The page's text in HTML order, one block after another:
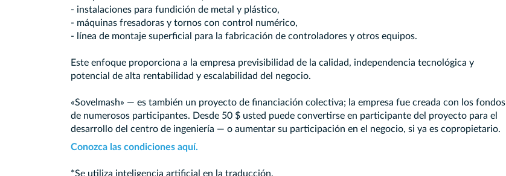
- instalaciones para fundición de metal y plástico,
- máquinas fresadoras y tornos con control numérico,
- línea de montaje superficial para la fabricación de controladores y otros equipos.
Este enfoque proporciona a la empresa previsibilidad de la calidad, independencia tecnológica y
potencial de alta rentabilidad y escalabilidad del negocio.
«Sovelmash» — es también un proyecto de financiación colectiva; la empresa fue creada con los fondos
de numerosos participantes. Desde 50 $ usted puede convertirse en participante del proyecto para el
desarrollo del centro de ingeniería — o aumentar su participación en el negocio, si ya es copropietario.
Conozca las condiciones aquí.
*Se utiliza inteligencia artificial en la traducción.